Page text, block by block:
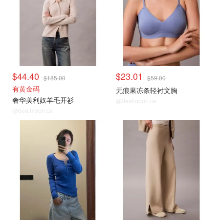
$44.40 $185.00
有黄金码
奢华美利奴羊毛开衫
@dealmoon.ca
$23.01 $59.00
无痕果冻条轻衬文胸
@dealmoon.ca